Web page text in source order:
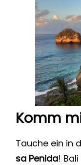
Komm
Tauche ein in
sa Penida!